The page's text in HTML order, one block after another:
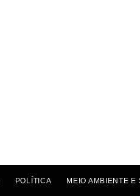
POLÍTICA MEIO AMBIENTE E